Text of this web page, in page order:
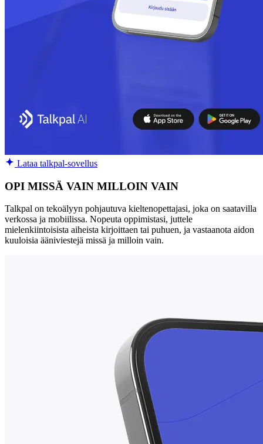
Lataa talkpal-sovellus
OPI MISSÄ VAIN MILLOIN VAIN
Talkpal on tekoälyyn pohjautuva kieltenopettajasi, joka on saatavilla
verkossa ja mobiilissa. Nopeuta oppimistasi, juttele
mielenkiintoisista aiheista kirjoittaen tai puhuen, ja vastaanota aidon
kuuloisia ääniviestejä missä ja milloin vain.